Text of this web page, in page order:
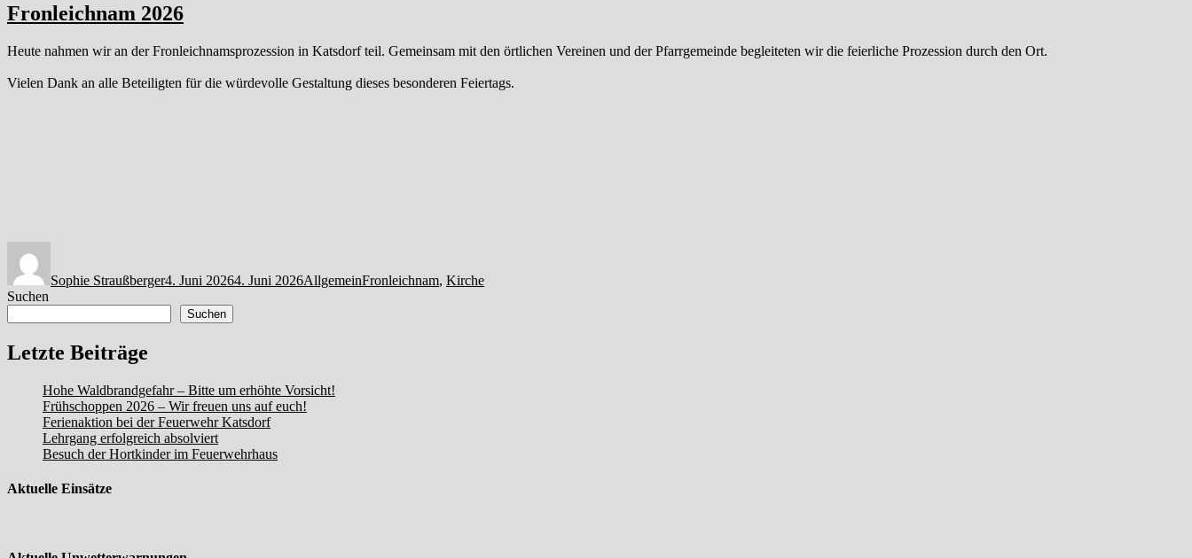
Fronleichnam 2026
Heute nahmen wir an der Fronleichnamsprozession in Katsdorf teil. Gemeinsam mit den örtlichen Vereinen und der Pfarrgemeinde begleiteten wir die feierliche Prozession durch den Ort.
Vielen Dank an alle Beteiligten für die würdevolle Gestaltung dieses besonderen Feiertags.
Sophie Straußberger4. Juni 20264. Juni 2026AllgemeinFronleichnam, Kirche
Suchen
Suchen
Letzte Beiträge
Hohe Waldbrandgefahr – Bitte um erhöhte Vorsicht!
Frühschoppen 2026 – Wir freuen uns auf euch!
Ferienaktion bei der Feuerwehr Katsdorf
Lehrgang erfolgreich absolviert
Besuch der Hortkinder im Feuerwehrhaus
Aktuelle Einsätze